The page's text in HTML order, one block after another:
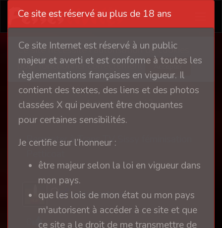
Ce site nécessite l'autorisation de cookies
pour fonctionner correctement
Accepter
Les pansexuels. Les « pan quoi ?
Remonter à Trans TV Sissy féminisation
webmastrice
Ce site est réservé au plus de 18 ans
Ce site Internet est réservé à un public
majeur et averti et est conforme à toutes les
règlementations françaises en vigueur. Il
contient des textes, des liens et des photos
classées X qui peuvent être choquantes
pour certaines sensibilités.
Je certifie sur l’honneur :
être majeur selon la loi en vigueur dans
mon pays.
que les lois de mon état ou mon pays
m'autorisent à accéder à ce site et que
ce site a le droit de me transmettre de